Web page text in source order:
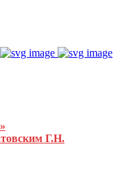
Г.Н.